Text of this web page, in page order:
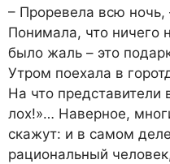
– Проревела всю ночь,
Понимала, что ничего
было жаль – это
Утром поехала в
На что представители
лох!»… Наверное,
скажут: и в самом
рациональный